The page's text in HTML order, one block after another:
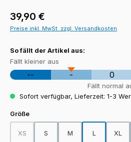
Regulärer Preis:
39,90 €
Preise inkl. MwSt. zzgl. Versandkosten
So fällt der Artikel aus:
Fällt kleiner aus
-- - 0
Fällt normal
Sofort verfügbar, Lieferzeit: 1-3
Größeauswählen
XS
(Diese Option ist zurzeit nicht verfügbar.)
S M L XL